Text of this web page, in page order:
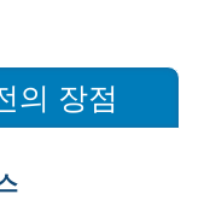
의 장점